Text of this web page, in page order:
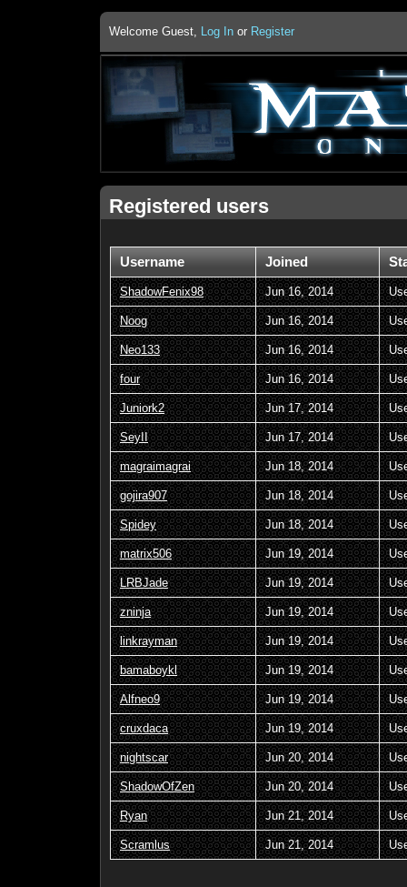
Welcome Guest, Log In or Register
Registered users
Username Joined
ShadowFenix98 Jun 16, 2014
Noog Jun 16, 2014
Neo133 Jun 16, 2014
four Jun 16, 2014
Juniork2 Jun 17, 2014
SeyII Jun 17, 2014
magraimagrai Jun 18, 2014
gojira907 Jun 18, 2014
Spidey Jun 18, 2014
matrix506 Jun 19, 2014
LRBJade Jun 19, 2014
zninja Jun 19, 2014
linkrayman Jun 19, 2014
bamaboykl Jun 19, 2014
Alfneo9 Jun 19, 2014
cruxdaca Jun 19, 2014
nightscar Jun 20, 2014
ShadowOfZen Jun 20, 2014
Ryan Jun 21, 2014
Scramlus Jun 21, 2014